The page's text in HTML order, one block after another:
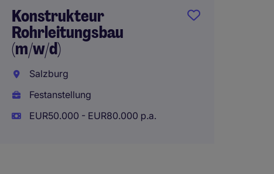
Konstrukteur
Rohrleitungsbau
(m/w/d)
Salzburg
Festanstellung
EUR50.000 - EUR80.000 p.a.